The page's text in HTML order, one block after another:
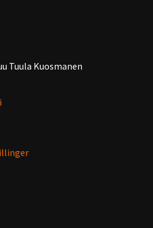
Tuula Kuosmanen